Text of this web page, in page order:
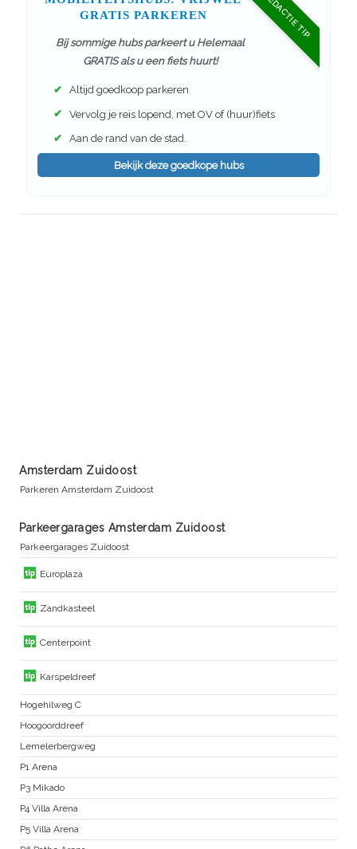
REDACTIE TIP
GRATIS PARKEREN
Bij sommige hubs parkeert u Helemaal
GRATIS als u een fiets huurt!
✔ Altijd goedkoop parkeren
✔ Vervolg je reis lopend, met OV of (huur)fiets
✔ Aan de rand van de stad.
Bekijk deze goedkope hubs
Amsterdam Zuidoost
Parkeren Amsterdam Zuidoost
Parkeergarages Amsterdam Zuidoost
Parkeergarages Zuidoost
Europlaza
Zandkasteel
Centerpoint
Karspeldreef
Hogehilweg C
Hoogoorddreef
Lemelerbergweg
P1 Arena
P3 Mikado
P4 Villa Arena
P5 Villa Arena